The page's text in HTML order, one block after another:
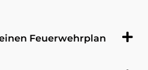
Feuerwehrplan